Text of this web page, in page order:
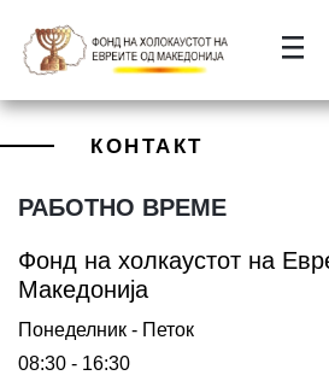
КОНТАКТ
РАБОТНО ВРЕМЕ
Фонд на холкаустот на
Македониjа
Понеделник - Петок
08:30 - 16:30